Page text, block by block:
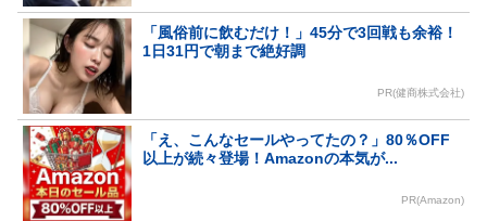
「風俗前に飲むだけ！」45分で3回戦も余裕！
1日31円で朝まで絶好調
PR(健商株式会社)
「え、こんなセールやってたの？」80％OFF
以上が続々登場！Amazonの本気が...
PR(Amazon)